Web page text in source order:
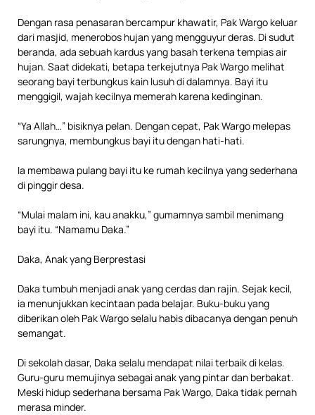
Dengan rasa penasaran bercampur khawatir, Pak Wargo keluar
dari masjid, menerobos hujan yang mengguyur deras. Di sudut
beranda, ada sebuah kardus yang basah terkena tempias air
hujan. Saat didekati, betapa terkejutnya Pak Wargo melihat
seorang bayi terbungkus kain lusuh di dalamnya. Bayi itu
menggigil, wajah kecilnya memerah karena kedinginan.
“Ya Allah…” bisiknya pelan. Dengan cepat, Pak Wargo melepas
sarungnya, membungkus bayi itu dengan hati-hati.
Ia membawa pulang bayi itu ke rumah kecilnya yang sederhana
di pinggir desa.
“Mulai malam ini, kau anakku,” gumamnya sambil menimang
bayi itu. “Namamu Daka.”
Daka, Anak yang Berprestasi
Daka tumbuh menjadi anak yang cerdas dan rajin. Sejak kecil,
ia menunjukkan kecintaan pada belajar. Buku-buku yang
diberikan oleh Pak Wargo selalu habis dibacanya dengan penuh
semangat.
Di sekolah dasar, Daka selalu mendapat nilai terbaik di kelas.
Guru-guru memujinya sebagai anak yang pintar dan berbakat.
Meski hidup sederhana bersama Pak Wargo, Daka tidak pernah
merasa minder.